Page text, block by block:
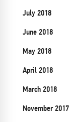
July 2018
June 2018
May 2018
April 2018
March 2018
November 2017